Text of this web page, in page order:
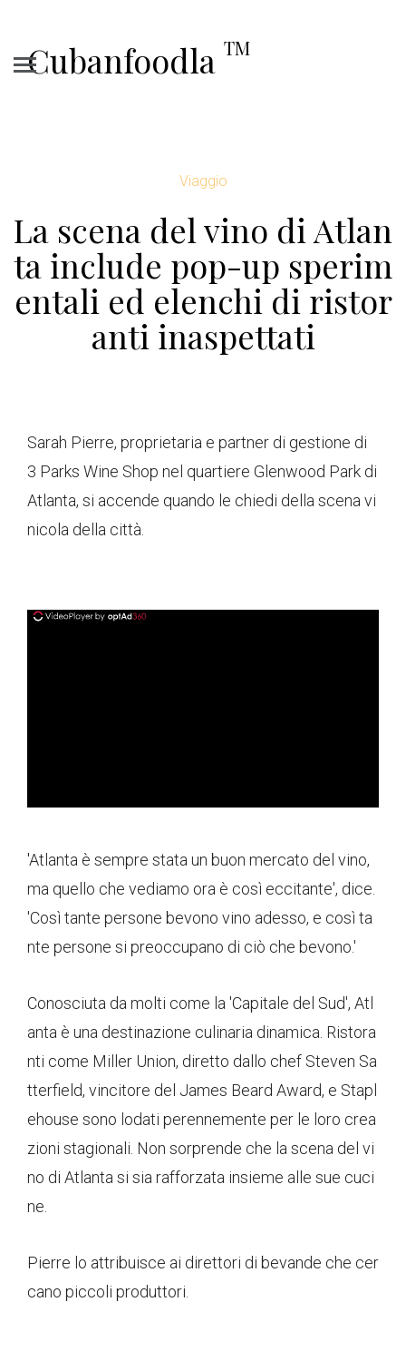
Cubanfoodla TM
Viaggio
La scena del vino di Atlan
ta include pop-up sperim
entali ed elenchi di ristor
anti inaspettati
Sarah Pierre, proprietaria e partner di gestione di
3 Parks Wine Shop nel quartiere Glenwood Park di
Atlanta, si accende quando le chiedi della scena vi
nicola della città.
'Atlanta è sempre stata un buon mercato del vino,
ma quello che vediamo ora è così eccitante', dice.
'Così tante persone bevono vino adesso, e così ta
nte persone si preoccupano di ciò che bevono.'
Conosciuta da molti come la 'Capitale del Sud', Atl
anta è una destinazione culinaria dinamica. Ristora
nti come Miller Union, diretto dallo chef Steven Sa
tterfield, vincitore del James Beard Award, e Stapl
ehouse sono lodati perennemente per le loro crea
zioni stagionali. Non sorprende che la scena del vi
no di Atlanta si sia rafforzata insieme alle sue cuci
ne.
Pierre lo attribuisce ai direttori di bevande che cer
cano piccoli produttori.